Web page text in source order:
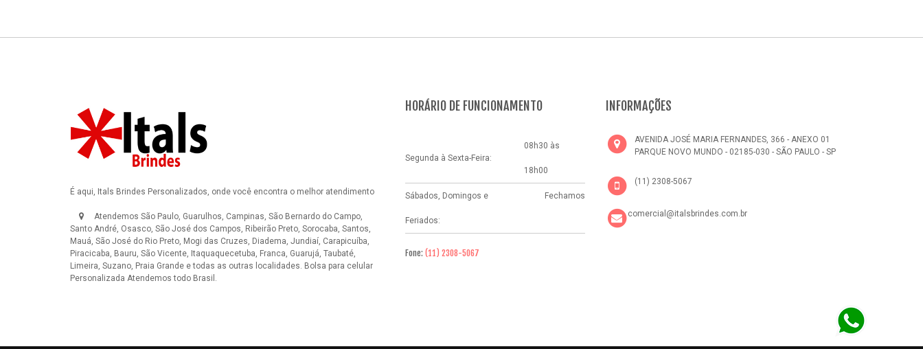
É aqui, Itals Brindes Personalizados, onde você encontra o melhor atendimento
Atendemos São Paulo, Guarulhos, Campinas, São Bernardo do Campo,
Santo André, Osasco, São José dos Campos, Ribeirão Preto, Sorocaba, Santos,
Mauá, São José do Rio Preto, Mogi das Cruzes, Diadema, Jundiaí, Carapicuíba,
Piracicaba, Bauru, São Vicente, Itaquaquecetuba, Franca, Guarujá, Taubaté,
Limeira, Suzano, Praia Grande e todas as outras localidades. Bolsa para celular
Personalizada Atendemos todo Brasil.
HORÁRIO DE FUNCIONAMENTO
Segunda à Sexta-Feira:
08h30 às
18h00
Sábados, Domingos e
Feriados:
Fechamos
Fone: (11) 2308-5067
INFORMAÇÕES
AVENIDA JOSÉ MARIA FERNANDES, 366 - ANEXO 01
PARQUE NOVO MUNDO - 02185-030 - SÃO PAULO - SP
(11) 2308-5067
comercial@italsbrindes.com.br